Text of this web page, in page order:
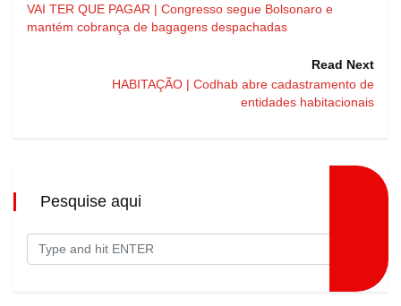
VAI TER QUE PAGAR | Congresso segue Bolsonaro e
mantém cobrança de bagagens despachadas
Read Next
HABITAÇÃO | Codhab abre cadastramento de
entidades habitacionais
Pesquise aqui